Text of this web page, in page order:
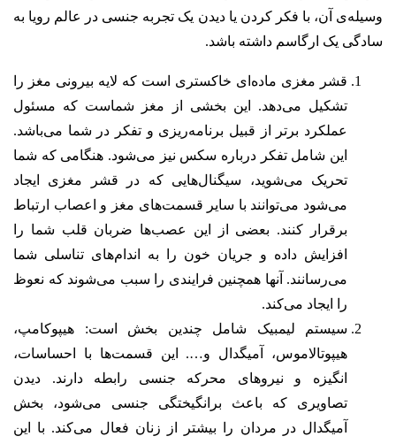
وسیله‌ی آن، با فکر کردن یا دیدن یک تجربه جنسی در عالم رویا به
سادگی یک ارگاسم داشته باشد.
قشر مغزی ماده‌ای خاکستری است که لایه بیرونی مغز را
تشکیل می‌دهد. این بخشی از مغز شماست که مسئول
عملکرد برتر از قبیل برنامه‌ریزی و تفکر در شما می‌باشد.
این شامل تفکر درباره سکس نیز می‌شود. هنگامی که شما
تحریک می‌شوید، سیگنال‌هایی که در قشر مغزی ایجاد
می‌شود می‌توانند با سایر قسمت‌های مغز و اعصاب ارتباط
برقرار کنند. بعضی از این عصب‌ها ضربان قلب شما را
افزایش داده و جریان خون را به اندام‌های تناسلی شما
می‌رسانند. آنها همچنین فرایندی را سبب می‌شوند که نعوظ
را ایجاد می‌کند.
سیستم لیمبیک شامل چندین بخش است: هیپوکامپ،
هیپوتالاموس، آمیگدال و…. این قسمت‌ها با احساسات،
انگیزه و نیروهای محرکه جنسی رابطه دارند. دیدن
تصاویری که باعث برانگیختگی جنسی می‌شود، بخش
آمیگدال در مردان را بیشتر از زنان فعال می‌کند. با این